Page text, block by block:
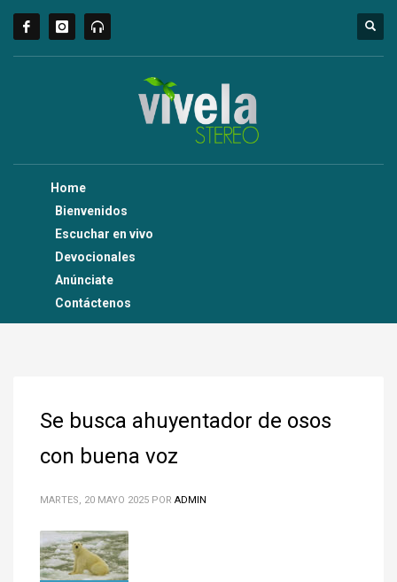
Home
Bienvenidos
Escuchar en vivo
Devocionales
Anúnciate
Contáctenos
Se busca ahuyentador de osos
con buena voz
MARTES, 20 MAYO 2025 POR ADMIN